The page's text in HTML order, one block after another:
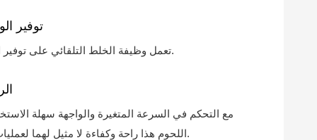
توفير
تعمل وظيفة الخلط التلقائي على توفير الوقت والعمل.
مع التحكم في السرعة المتغيرة والواجهة سهلة
اللحوم هذا راحة وكفاءة لا مثيل لهما لعمليات تجهيز الطعام.